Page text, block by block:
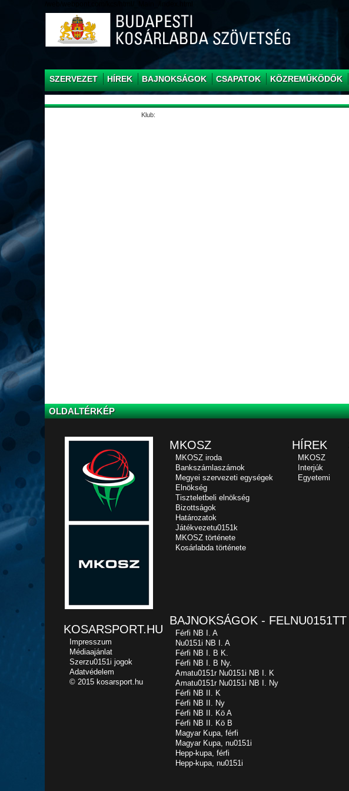
SZERVEZET HÍREK BAJNOKSÁGOK CSAPATOK KÖZREMŰKÖDŐK
Klub:
OLDALTÉRKÉP
MKOSZ
MKOSZ iroda
Bankszámlaszámok
Megyei szervezeti egységek
Elnökség
Tiszteletbeli elnökség
Bizottságok
Határozatok
Játékvezetu0151k
MKOSZ története
Kosárlabda története
HÍREK
MKOSZ
Interjúk
Egyetemi
BAJNOKSÁGOK - FELNU0151TT
Férfi NB I. A
Nu0151i NB I. A
Férfi NB I. B K.
Férfi NB I. B Ny.
Amatu0151r Nu0151i NB I. K
Amatu0151r Nu0151i NB I. Ny
Férfi NB II. K
Férfi NB II. Ny
Férfi NB II. Kö A
Férfi NB II. Kö B
Magyar Kupa, férfi
Magyar Kupa, nu0151i
Hepp-kupa, férfi
Hepp-kupa, nu0151i
KOSARSPORT.HU
Impresszum
Médiaajánlat
Szerzu0151i jogok
Adatvédelem
© 2015 kosarsport.hu